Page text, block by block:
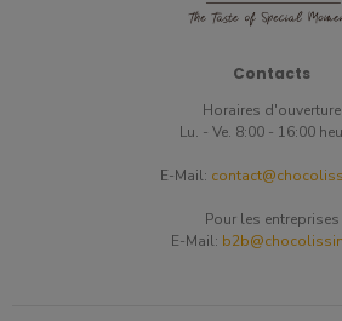
Contacts
Horaires d'ouverture
Lu. - Ve. 8:00 - 16:00
E-Mail:
Pour les entreprises
E-Mail: